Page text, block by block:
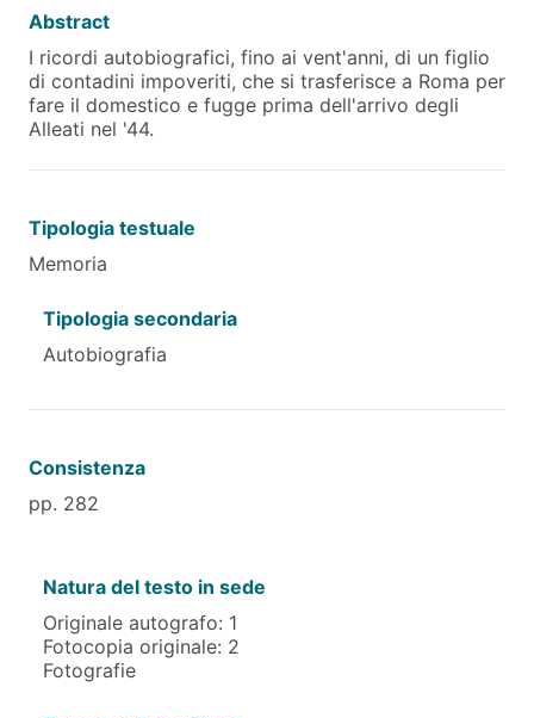
Abstract
I ricordi autobiografici, fino ai vent'anni, di un figlio
di contadini impoveriti, che si trasferisce a Roma per
fare il domestico e fugge prima dell'arrivo degli
Alleati nel '44.
Tipologia testuale
Memoria
Tipologia secondaria
Autobiografia
Consistenza
pp. 282
Natura del testo in sede
Originale autografo: 1
Fotocopia originale: 2
Fotografie